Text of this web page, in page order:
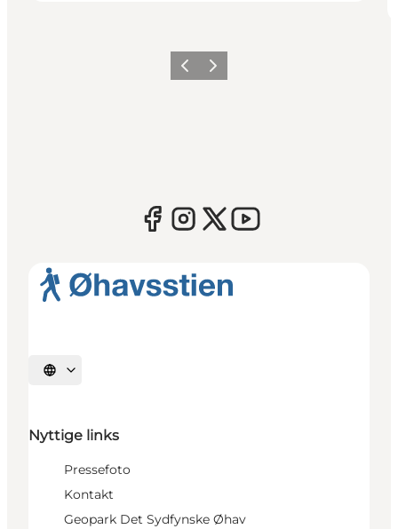
ForrigeNæste
Vælg sprog
Nyttige links
Pressefoto
Kontakt
Geopark Det Sydfynske Øhav